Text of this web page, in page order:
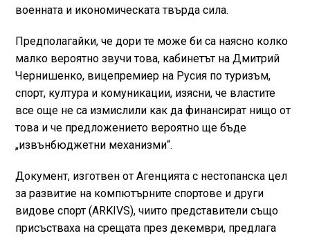
военната и икономическата твърда сила.
Предполагайки, че дори те може би са наясно колко
малко вероятно звучи това, кабинетът на Дмитрий
Чернишенко, вицепремиер на Русия по туризъм,
спорт, култура и комуникации, изясни, че властите
все още не са измислили как да финансират нищо от
това и че предложението вероятно ще бъде
„извънбюджетни механизми“.
Документ, изготвен от Агенцията с нестопанска цел
за развитие на компютърните спортове и други
видове спорт (ARKIVS), чиито представители също
присъстваха на срещата през декември, предлага